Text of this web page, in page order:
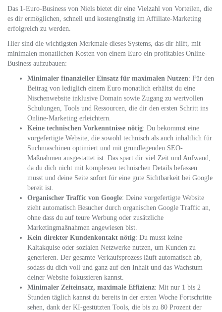
Das 1-Euro-Business von Niels bietet dir eine Vielzahl von Vorteilen, die
es dir ermöglichen, schnell und kostengünstig im Affiliate-Marketing
erfolgreich zu werden.
Hier sind die wichtigsten Merkmale dieses Systems, das dir hilft, mit
minimalen monatlichen Kosten von einem Euro ein profitables Online-
Business aufzubauen:
Minimaler finanzieller Einsatz für maximalen Nutzen: Für den
Beitrag von lediglich einem Euro monatlich erhältst du eine
Nischenwebsite inklusive Domain sowie Zugang zu wertvollen
Schulungen, Tools und Ressourcen, die dir den ersten Schritt ins
Online-Marketing erleichtern.
Keine technischen Vorkenntnisse nötig: Du bekommst eine
vorgefertigte Website, die sowohl technisch als auch inhaltlich für
Suchmaschinen optimiert und mit grundlegenden SEO-
Maßnahmen ausgestattet ist. Das spart dir viel Zeit und Aufwand,
da du dich nicht mit komplexen technischen Details befassen
musst und deine Seite sofort für eine gute Sichtbarkeit bei Google
bereit ist.
Organischer Traffic von Google: Deine vorgefertigte Website
zieht automatisch Besucher durch organischen Google Traffic an,
ohne dass du auf teure Werbung oder zusätzliche
Marketingmaßnahmen angewiesen bist.
Kein direkter Kundenkontakt nötig: Du musst keine
Kaltakquise oder sozialen Netzwerke nutzen, um Kunden zu
generieren. Der gesamte Verkaufsprozess läuft automatisch ab,
sodass du dich voll und ganz auf den Inhalt und das Wachstum
deiner Website fokussieren kannst.
Minimaler Zeiteinsatz, maximale Effizienz: Mit nur 1 bis 2
Stunden täglich kannst du bereits in der ersten Woche Fortschritte
sehen, dank der KI-gestützten Tools, die bis zu 80 Prozent der